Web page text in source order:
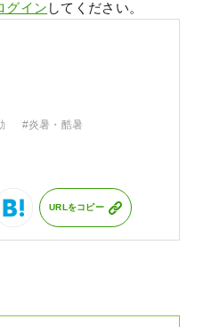
グイン してください。
#炎暑・酷暑
URLをコピー